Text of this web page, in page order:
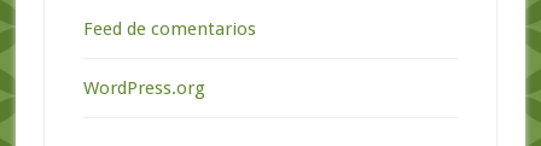
Feed de comentarios
WordPress.org